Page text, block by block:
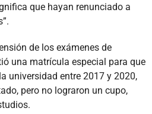
que hayan renunciado a
de los exámenes de
una matrícula especial para que
universidad entre 2017 y 2020,
pero no lograron un cupo,